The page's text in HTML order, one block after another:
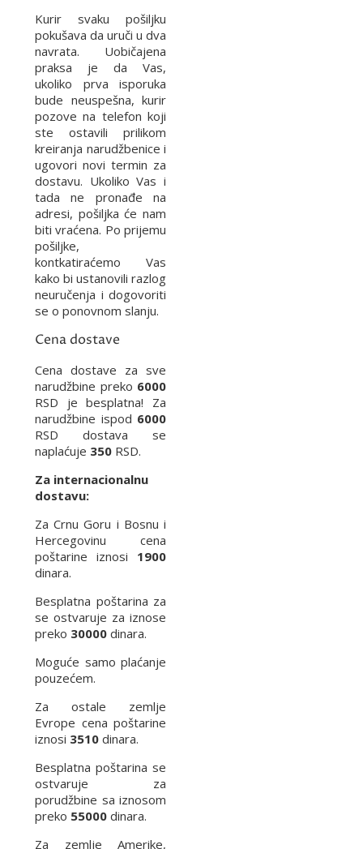
Kurir svaku pošiljku
pokušava da uruči u dva
navrata. Uobičajena
praksa je da Vas,
ukoliko prva isporuka
bude neuspešna, kurir
pozove na telefon koji
ste ostavili prilikom
kreiranja narudžbenice i
ugovori novi termin za
dostavu. Ukoliko Vas i
tada ne pronađe na
adresi, pošiljka će nam
biti vraćena. Po prijemu
pošiljke,
kontkatiraćemo Vas
kako bi ustanovili razlog
neuručenja i dogovoriti
se o ponovnom slanju.
Cena dostave
Cena dostave za sve
narudžbine preko 6000
RSD je besplatna! Za
narudžbine ispod 6000
RSD dostava se
naplaćuje 350 RSD.
Za internacionalnu
dostavu:
Za Crnu Goru i Bosnu i
Hercegovinu cena
poštarine iznosi 1900
dinara.
Besplatna poštarina za
se ostvaruje za iznose
preko 30000 dinara.
Moguće samo plaćanje
pouzećem.
Za ostale zemlje
Evrope cena poštarine
iznosi 3510 dinara.
Besplatna poštarina se
ostvaruje za
porudžbine sa iznosom
preko 55000 dinara.
Za zemlje Amerike,